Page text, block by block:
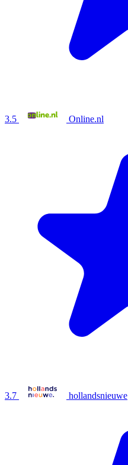
3.5 Online.nl
3.7 hollandsnieuwe